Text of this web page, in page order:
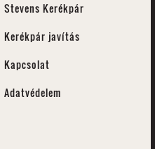
Stevens Kerékpár
Kerékpár javítás
Kapcsolat
Adatvédelem